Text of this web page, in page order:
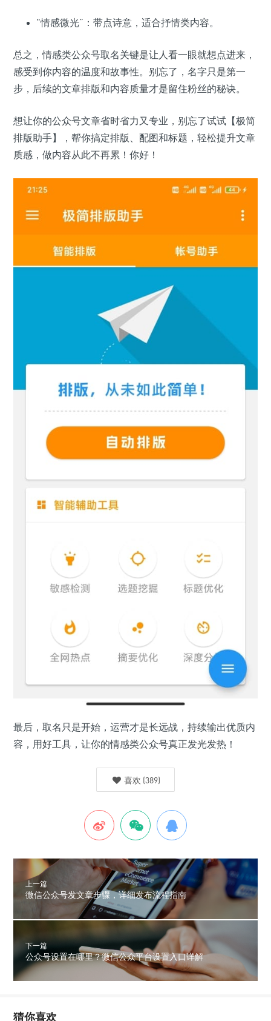
"情感微光”：带点诗意，适合抒情类内容。
总之，情感类公众号取名关键是让人看一眼就想点进来，
感受到你内容的温度和故事性。别忘了，名字只是第一
步，后续的文章排版和内容质量才是留住粉丝的秘诀。
想让你的公众号文章省时省力又专业，别忘了试试【极简
排版助手】，帮你搞定排版、配图和标题，轻松提升文章
质感，做内容从此不再累！你好！
最后，取名只是开始，运营才是长远战，持续输出优质内
容，用好工具，让你的情感类公众号真正发光发热！
喜欢 (389)
上一篇
微信公众号发文章步骤，详细发布流程指南
下一篇
公众号设置在哪里？微信公众平台设置入口详解
猜你喜欢